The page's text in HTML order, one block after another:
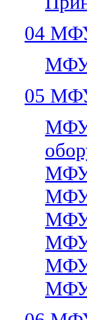
04
МФУ
05
МФУ
МФУ
МФУ
МФУ
МФУ
МФУ
МФУ